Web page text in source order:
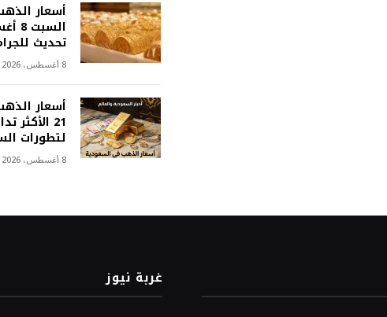
أسعار
تحديث
8 أغسطس، 2026
أسعار
21
لتطورات
8 أغسطس، 2026
غربة نيوز